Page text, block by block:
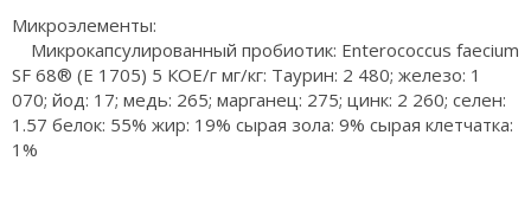
Микроэлементы:
Микрокапсулированный пробиотик: Enterococcus faecium
SF 68® (Е 1705) 5 КОЕ/г мг/кг: Таурин: 2 480; железо: 1
070; йод: 17; медь: 265; марганец: 275; цинк: 2 260; селен:
1.57 белок: 55% жир: 19% сырая зола: 9% сырая клетчатка:
1%